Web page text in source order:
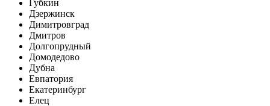
Губкин
Дзержинск
Димитровград
Дмитров
Долгопрудный
Домодедово
Дубна
Евпатория
Екатеринбург
Елец